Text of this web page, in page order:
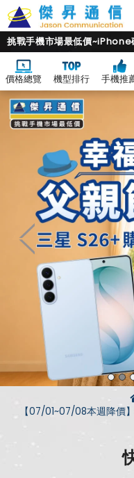
挑戰手機市場最低價~iPhone
價格總覽 機型排行 手機推
【07/01~07/08本週降價